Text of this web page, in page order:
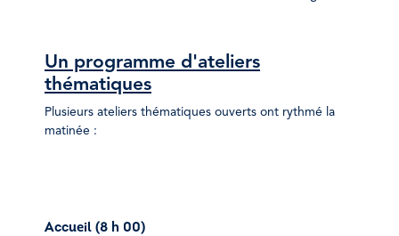
Un programme d'ateliers
thématiques
Plusieurs ateliers thématiques ouverts ont rythmé la
matinée :
Accueil (8 h 00)